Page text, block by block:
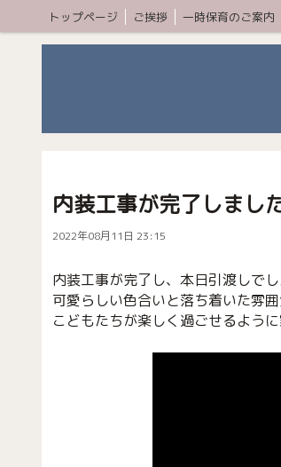
トップページ ご挨拶 一時保育のご案内
内装工事が完了しま
2022年08月11日 23:15
内装工事が完了し、本日引渡しでし
可愛らしい色合いと落ち着いた雰
こどもたちが楽しく過ごせるよう